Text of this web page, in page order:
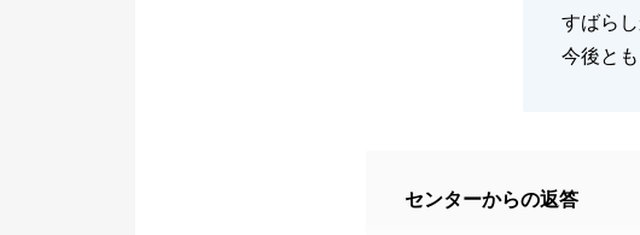
すばら
今後と
センターからの返答